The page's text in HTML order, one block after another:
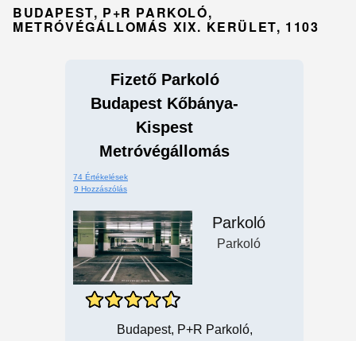
BUDAPEST, P+R PARKOLÓ,
METRÓVÉGÁLLOMÁS XIX. KERÜLET, 1103
Fizető Parkoló
Budapest Kőbánya-
Kispest
Metróvégállomás
74 Értékelések
9 Hozzászólás
Parkoló
Parkoló
Budapest, P+R Parkoló,